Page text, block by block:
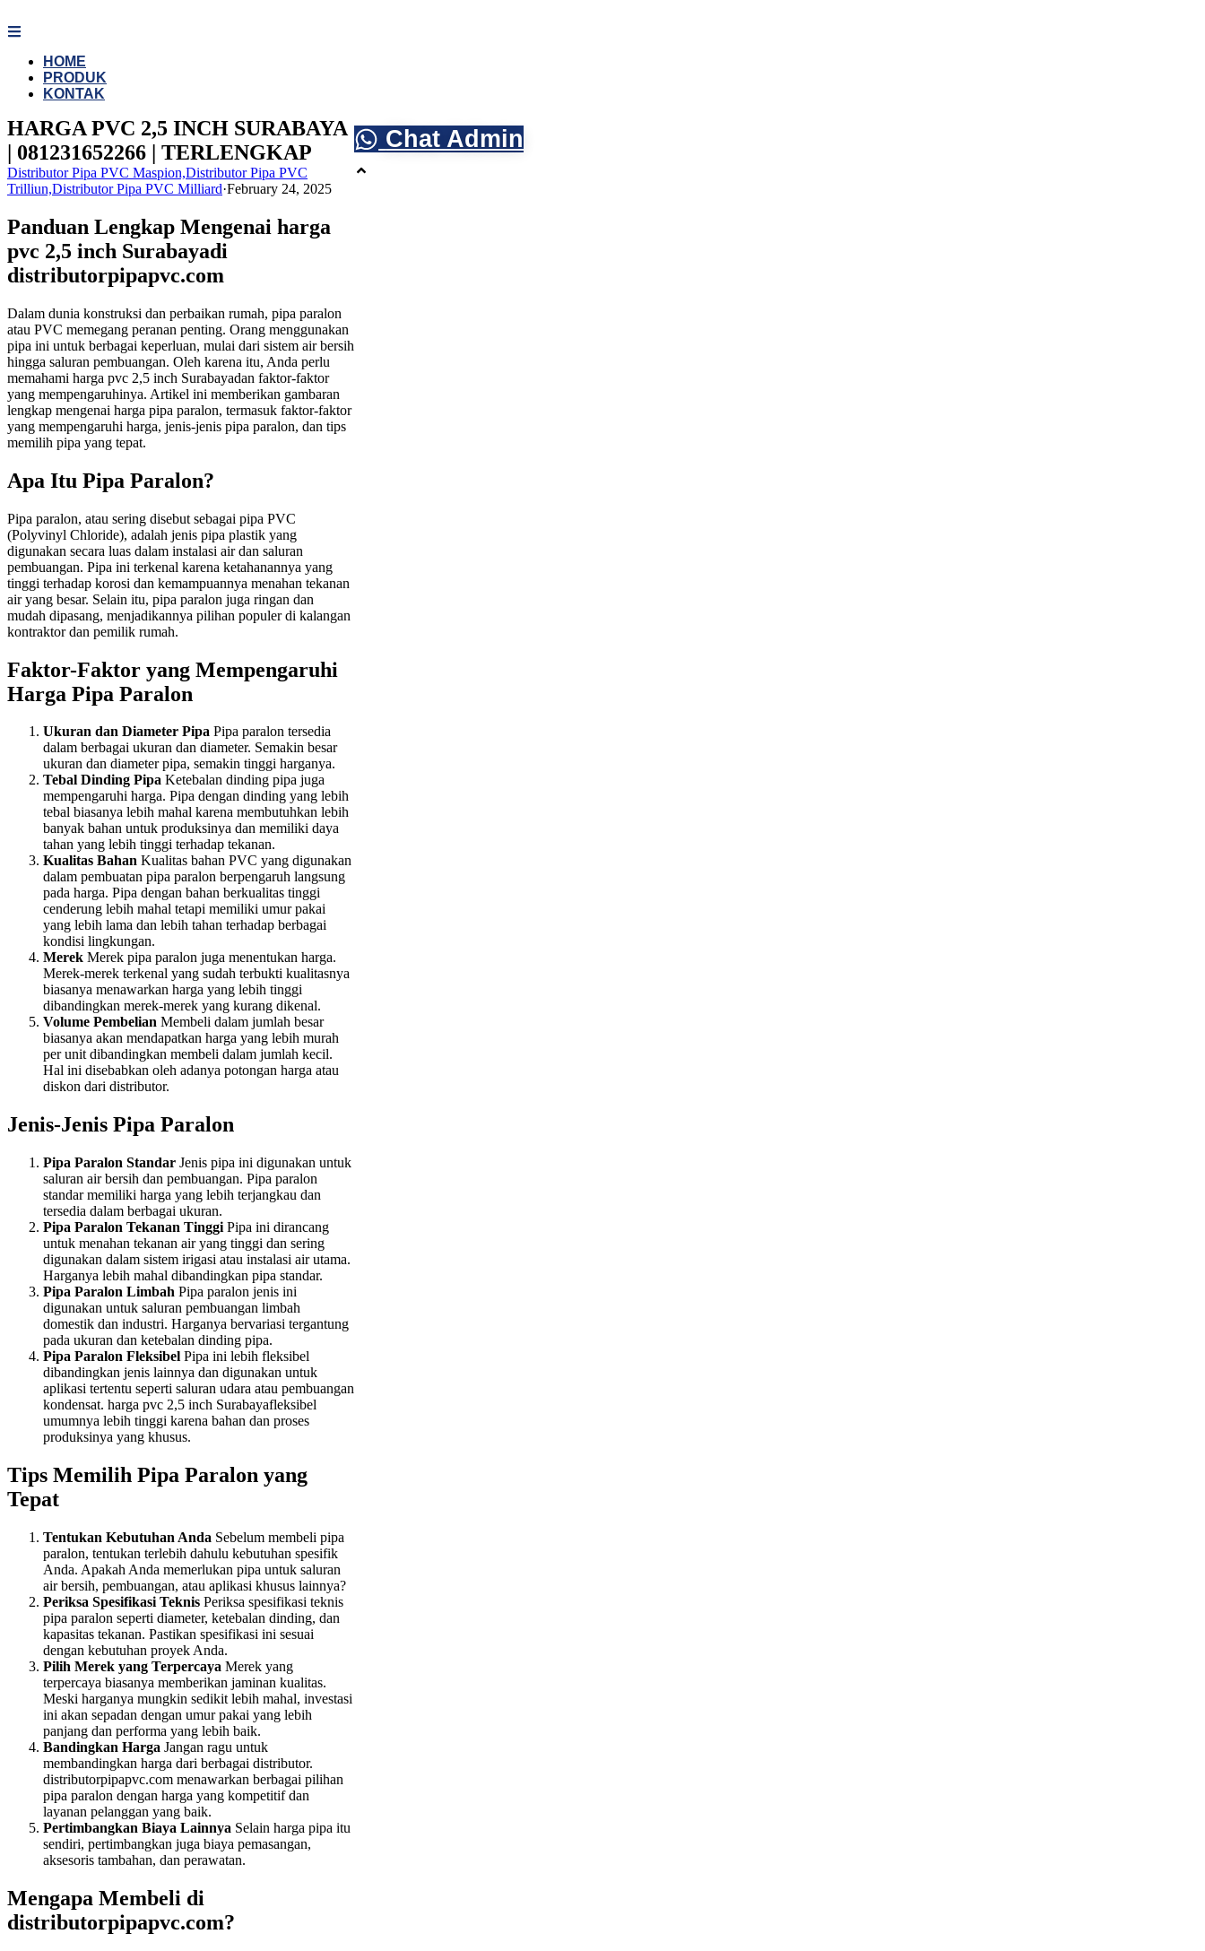
to
HOME
PRODUK
KONTAK
HARGA PVC 2,5 INCH SURABAYA
| 081231652266 | TERLENGKAP
Distributor Pipa PVC Maspion,Distributor Pipa PVC
Trilliun,Distributor Pipa PVC Milliard·February 24, 2025
Panduan Lengkap Mengenai harga
pvc 2,5 inch Surabayadi
distributorpipapvc.com
Dalam dunia konstruksi dan perbaikan rumah, pipa paralon
atau PVC memegang peranan penting. Orang menggunakan
pipa ini untuk berbagai keperluan, mulai dari sistem air bersih
hingga saluran pembuangan. Oleh karena itu, Anda perlu
memahami harga pvc 2,5 inch Surabayadan faktor-faktor
yang mempengaruhinya. Artikel ini memberikan gambaran
lengkap mengenai harga pipa paralon, termasuk faktor-faktor
yang mempengaruhi harga, jenis-jenis pipa paralon, dan tips
memilih pipa yang tepat.
Apa Itu Pipa Paralon?
Pipa paralon, atau sering disebut sebagai pipa PVC
(Polyvinyl Chloride), adalah jenis pipa plastik yang
digunakan secara luas dalam instalasi air dan saluran
pembuangan. Pipa ini terkenal karena ketahanannya yang
tinggi terhadap korosi dan kemampuannya menahan tekanan
air yang besar. Selain itu, pipa paralon juga ringan dan
mudah dipasang, menjadikannya pilihan populer di kalangan
kontraktor dan pemilik rumah.
Faktor-Faktor yang Mempengaruhi
Harga Pipa Paralon
Ukuran dan Diameter Pipa Pipa paralon tersedia
dalam berbagai ukuran dan diameter. Semakin besar
ukuran dan diameter pipa, semakin tinggi harganya.
Tebal Dinding Pipa Ketebalan dinding pipa juga
mempengaruhi harga. Pipa dengan dinding yang lebih
tebal biasanya lebih mahal karena membutuhkan lebih
banyak bahan untuk produksinya dan memiliki daya
tahan yang lebih tinggi terhadap tekanan.
Kualitas Bahan Kualitas bahan PVC yang digunakan
dalam pembuatan pipa paralon berpengaruh langsung
pada harga. Pipa dengan bahan berkualitas tinggi
cenderung lebih mahal tetapi memiliki umur pakai
yang lebih lama dan lebih tahan terhadap berbagai
kondisi lingkungan.
Merek Merek pipa paralon juga menentukan harga.
Merek-merek terkenal yang sudah terbukti kualitasnya
biasanya menawarkan harga yang lebih tinggi
dibandingkan merek-merek yang kurang dikenal.
Volume Pembelian Membeli dalam jumlah besar
biasanya akan mendapatkan harga yang lebih murah
per unit dibandingkan membeli dalam jumlah kecil.
Hal ini disebabkan oleh adanya potongan harga atau
diskon dari distributor.
Jenis-Jenis Pipa Paralon
Pipa Paralon Standar Jenis pipa ini digunakan untuk
saluran air bersih dan pembuangan. Pipa paralon
standar memiliki harga yang lebih terjangkau dan
tersedia dalam berbagai ukuran.
Pipa Paralon Tekanan Tinggi Pipa ini dirancang
untuk menahan tekanan air yang tinggi dan sering
digunakan dalam sistem irigasi atau instalasi air utama.
Harganya lebih mahal dibandingkan pipa standar.
Pipa Paralon Limbah Pipa paralon jenis ini
digunakan untuk saluran pembuangan limbah
domestik dan industri. Harganya bervariasi tergantung
pada ukuran dan ketebalan dinding pipa.
Pipa Paralon Fleksibel Pipa ini lebih fleksibel
dibandingkan jenis lainnya dan digunakan untuk
aplikasi tertentu seperti saluran udara atau pembuangan
kondensat. harga pvc 2,5 inch Surabayafleksibel
umumnya lebih tinggi karena bahan dan proses
produksinya yang khusus.
Tips Memilih Pipa Paralon yang
Tepat
Tentukan Kebutuhan Anda Sebelum membeli pipa
paralon, tentukan terlebih dahulu kebutuhan spesifik
Anda. Apakah Anda memerlukan pipa untuk saluran
air bersih, pembuangan, atau aplikasi khusus lainnya?
Periksa Spesifikasi Teknis Periksa spesifikasi teknis
pipa paralon seperti diameter, ketebalan dinding, dan
kapasitas tekanan. Pastikan spesifikasi ini sesuai
dengan kebutuhan proyek Anda.
Pilih Merek yang Terpercaya Merek yang
terpercaya biasanya memberikan jaminan kualitas.
Meski harganya mungkin sedikit lebih mahal, investasi
ini akan sepadan dengan umur pakai yang lebih
panjang dan performa yang lebih baik.
Bandingkan Harga Jangan ragu untuk
membandingkan harga dari berbagai distributor.
distributorpipapvc.com menawarkan berbagai pilihan
pipa paralon dengan harga yang kompetitif dan
layanan pelanggan yang baik.
Pertimbangkan Biaya Lainnya Selain harga pipa itu
sendiri, pertimbangkan juga biaya pemasangan,
aksesoris tambahan, dan perawatan.
Mengapa Membeli di
distributorpipapvc.com?
Chat Admin